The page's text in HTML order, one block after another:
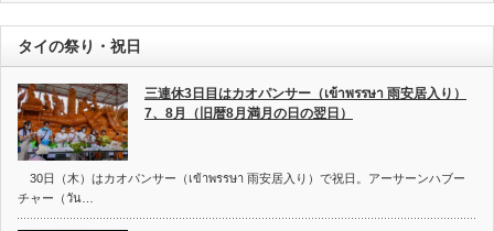
タイの祭り・祝日
三連休3日目はカオパンサー（เข้าพรรษา 雨安居入り）
7、8月（旧暦8月満月の日の翌日）
30日（木）はカオパンサー（เข้าพรรษา 雨安居入り）で祝日。アーサーンハブー
チャー（วัน…